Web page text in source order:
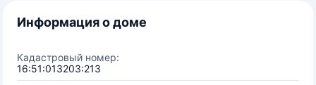
Информация о доме
Кадастровый номер:
16:51:013203:213